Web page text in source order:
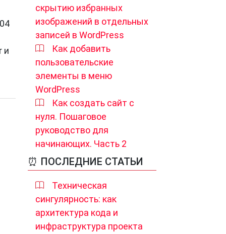
и
скрытию избранных
изображений в отдельных
записей в WordPress
Как добавить
пользовательские
элементы в меню
WordPress
Как создать сайт с
нуля. Пошаговое
руководство для
начинающих. Часть 2
⏰ ПОСЛЕДНИЕ СТАТЬИ
Техническая
сингулярность: как
архитектура кода и
инфраструктура проекта